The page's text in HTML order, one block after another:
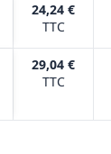
24,24 €
TTC
29,04 €
TTC